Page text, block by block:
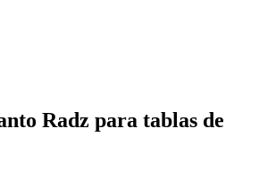
Radz para tablas de